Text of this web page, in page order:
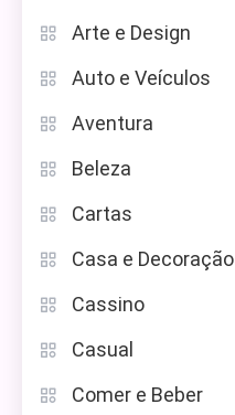
Arte e Design
Auto e Veículos
Aventura
Beleza
Cartas
Casa e Decoração
Cassino
Casual
Comer e Beber